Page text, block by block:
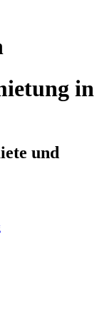
in
und